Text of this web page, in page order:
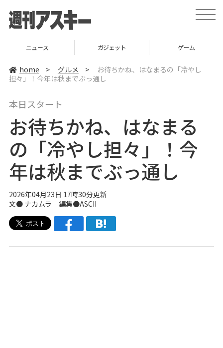
t
o
ニュース ガジェット ゲーム
home > グルメ >
お待ちかね、はなまるの「冷やし
担々」！今年は秋までぶっ通し
本日スタート
お待ちかね、はなまる
の「冷やし担々」！今
年は秋までぶっ通し
2026年04月23日 17時30分更新
文● ナカムラ 編集●ASCII